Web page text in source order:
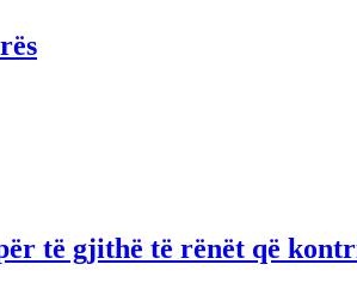
të gjithë të rënët që